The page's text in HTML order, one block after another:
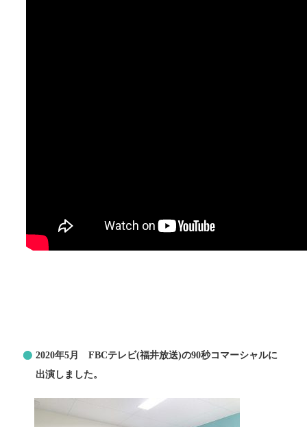
2020年5月 FBCテレビ(福井放送)の90秒コマーシャルに
出演しました。